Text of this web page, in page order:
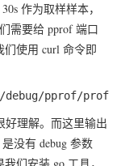
作为取样样本，
需要给 pprof 端口
们使用 curl 命令即
好理解。而这里输出
没有 debug 参数